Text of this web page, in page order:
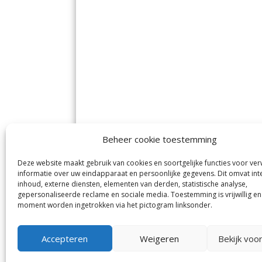
Beheer cookie toestemming
Deze website maakt gebruik van cookies en soortgelijke functies voor
informatie over uw eindapparaat en persoonlijke gegevens. Dit omvat
inhoud, externe diensten, elementen van derden, statistische analyse,
gepersonaliseerde reclame en sociale media. Toestemming is vrijwillig
moment worden ingetrokken via het pictogram linksonder.
Accepteren Weigeren Bekijk
De Nieuwe Meerbode
Visserstraat 10
1431 GJ Aalsmeer
0297-341900
info@meerbode.nl
en
De